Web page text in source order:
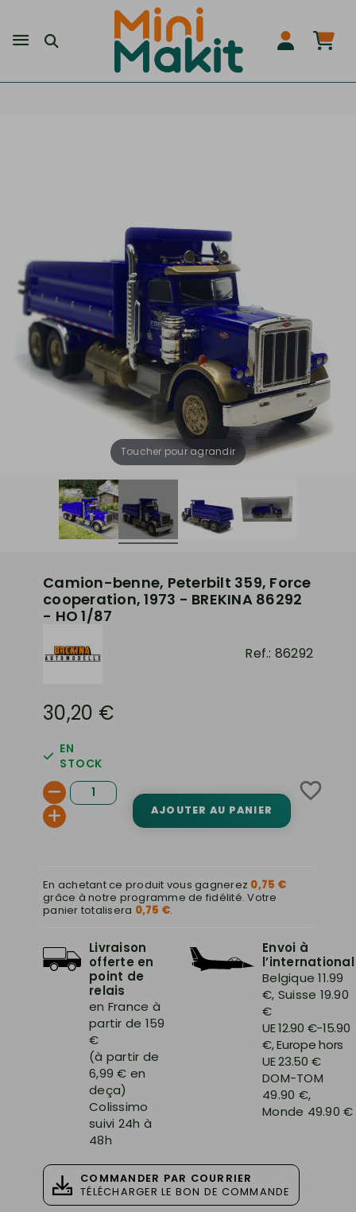
Toucher pour agrandir
Camion-benne, Peterbilt 359, Force
cooperation, 1973 - BREKINA 86292
- HO 1/87
Ref.: 86292
30,20 €
EN
STOCK
AJOUTER AU PANIER
favorite_border
En achetant ce produit vous gagnerez 0,75 €
grâce à notre programme de fidélité. Votre
panier totalisera 0,75 €.
Livraison
offerte en
point de
relais
en France à
partir de 159
€
(à partir de
6,99 € en
deça)
Colissimo
suivi 24h à
48h
Envoi à
l’international
Belgique 11.99
€, Suisse 19.90
€
UE 12.90 €-15.90
€, Europe hors
UE 23.50 €
DOM-TOM
49.90 €,
Monde 49.90 €
COMMANDER PAR COURRIER
TÉLÉCHARGER LE BON DE COMMANDE